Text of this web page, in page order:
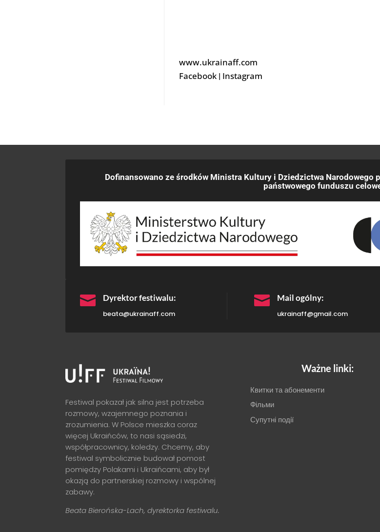
www.ukrainaff.com
Facebook | Instagram
Dofinansowano ze środków Ministra Kultury i Dziedzictwa
państwowego funduszu
 Dyrektor festiwalu:
beata@ukrainaff.com
 Mail ogólny:
ukrainaff@gmail.com
Festiwal pokazał jak silna jest potrzeba
rozmowy, wzajemnego poznania i
zrozumienia. W Polsce mieszka coraz
więcej Ukraińców, to nasi sąsiedzi,
współpracownicy, koledzy. Chcemy, aby
festiwal symbolicznie budował pomost
pomiędzy Polakami i Ukraińcami, aby był
okazją do partnerskiej rozmowy i wspólnej
zabawy.
Beata Bierońska-Lach, dyrektorka festiwalu.
Ważne linki:
Квитки та абонементи
Фільми
Супутні події